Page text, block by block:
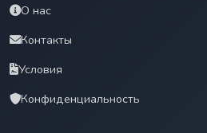
О нас
Контакты
Условия
Конфиденциальность